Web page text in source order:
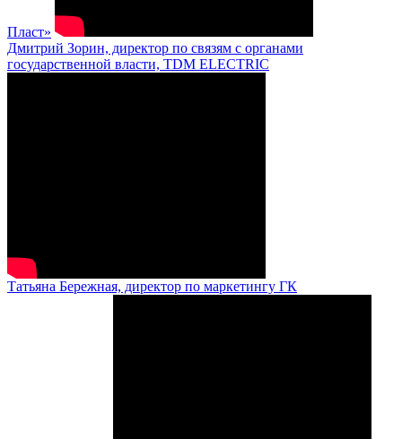
Пласт»
Дмитрий Зорин, директор по связям с органами
государственной власти, TDM ELECTRIC
Татьяна Бережная, директор по маркетингу ГК